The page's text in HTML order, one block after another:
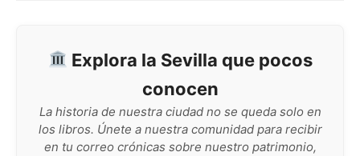
Explora la Sevilla que pocos
conocen
La historia de nuestra ciudad no se queda solo en
los libros. Únete a nuestra comunidad para recibir
en tu correo crónicas sobre nuestro patrimonio,